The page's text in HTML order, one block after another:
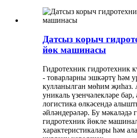
Датсыз корыч
йөк машинасы
Гидротехник гидротехник
- товарларны эшкәртү һәм
кулланылган мөһим
уникаль үзенчәлекләре
логистика өлкәсендә
әйләндерәләр. Бу мәкаләдә
гидротехник йөкле
характеристикалары һәм